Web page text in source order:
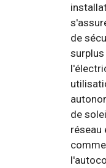
de
de
réseau